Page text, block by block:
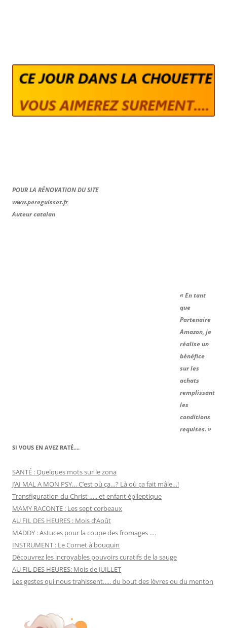
POUR LA RÉNOVATION DU SITE
www.pereguisset.fr
Auteur catalan
« En tant
que
Partenaire
Amazon, je
réalise un
bénéfice
sur les
achats
remplissant
les
conditions
requises. »
SI VOUS EN AVEZ RATÉ….
SANTÉ : Quelques mots sur le zona
J’AI MAL A MON PSY… C’est où ça…? Là où ça fait mâle…!
Transfiguration du Christ ….. et enfant épileptique
MAMY RACONTE : Les sept corbeaux
AU FIL DES HEURES : Mois d’Août
MADDY : Astuces pour la coupe des fromages ….
INSTRUMENT : Le Cornet à bouquin
Découvrez les incroyables pouvoirs curatifs de la sauge
AU FIL DES HEURES: Mois de JUILLET
Les gestes qui nous trahissent….. du bout des lèvres ou du menton